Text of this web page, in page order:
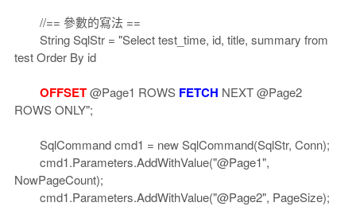
//== 參數的寫法 ==
String SqlStr = "Select test_time, id, title, summary from
test Order By id
OFFSET@Page1 ROWS FETCH NEXT @Page2
ROWS ONLY";
SqlCommand cmd1 = new SqlCommand(SqlStr, Conn);
cmd1.Parameters.AddWithValue("@Page1",
NowPageCount);
cmd1.Parameters.AddWithValue("@Page2", PageSize);